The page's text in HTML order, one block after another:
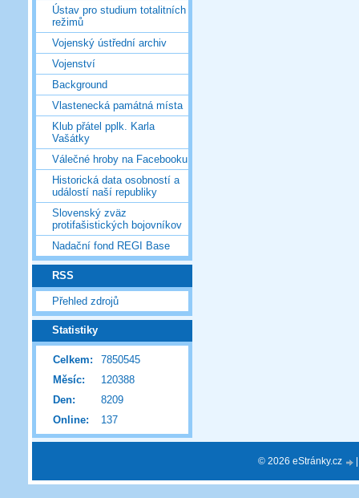
Ústav pro studium totalitních
režimů
Vojenský ústřední archiv
Vojenství
Background
Vlastenecká památná místa
Klub přátel pplk. Karla
Vašátky
Válečné hroby na Facebooku
Historická data osobností a
událostí naší republiky
Slovenský zväz
protifašistických bojovníkov
Nadační fond REGI Base
RSS
Přehled zdrojů
Statistiky
Online: 137
Celkem:
7850545
Měsíc:
120388
Den:
8209
© 2026 eStránky.cz